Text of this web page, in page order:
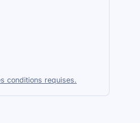
conditions requises.